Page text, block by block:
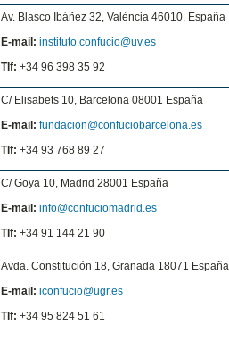
Av. Blasco Ibáñez 32, València 46010, España
E-mail: instituto.confucio@uv.es
Tlf: +34 96 398 35 92
C/ Elisabets 10, Barcelona 08001 España
E-mail: fundacion@confuciobarcelona.es
Tlf: +34 93 768 89 27
C/ Goya 10, Madrid 28001 España
E-mail: info@confuciomadrid.es
Tlf: +34 91 144 21 90
Avda. Constitución 18, Granada 18071 España
E-mail: iconfucio@ugr.es
Tlf: +34 95 824 51 61